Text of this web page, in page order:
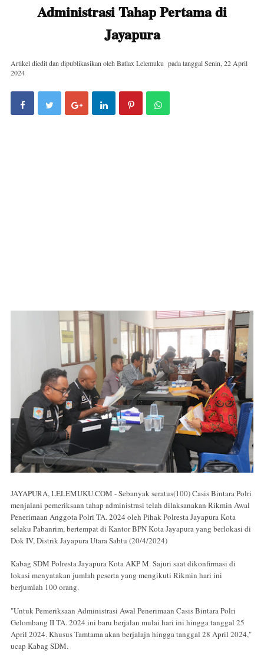
Administrasi Tahap Pertama di
Jayapura
Artikel diedit dan dipublikasikan oleh Batlax Lelemuku pada tanggalSenin, 22 April
2024
JAYAPURA, LELEMUKU.COM - Sebanyak seratus(100) Casis Bintara Polri
menjalani pemeriksaan tahap administrasi telah dilaksanakan Rikmin Awal
Penerimaan Anggota Polri TA. 2024 oleh Pihak Polresta Jayapura Kota
selaku Pabanrim, bertempat di Kantor BPN Kota Jayapura yang berlokasi di
Dok IV, Distrik Jayapura Utara Sabtu (20/4/2024)
Kabag SDM Polresta Jayapura Kota AKP M. Sajuri saat dikonfirmasi di
lokasi menyatakan jumlah peserta yang mengikuti Rikmin hari ini
berjumlah 100 orang.
"Untuk Pemeriksaan Administrasi Awal Penerimaan Casis Bintara Polri
Gelombang II TA. 2024 ini baru berjalan mulai hari ini hingga tanggal 25
April 2024. Khusus Tamtama akan berjalajn hingga tanggal 28 April 2024,"
ucap Kabag SDM.